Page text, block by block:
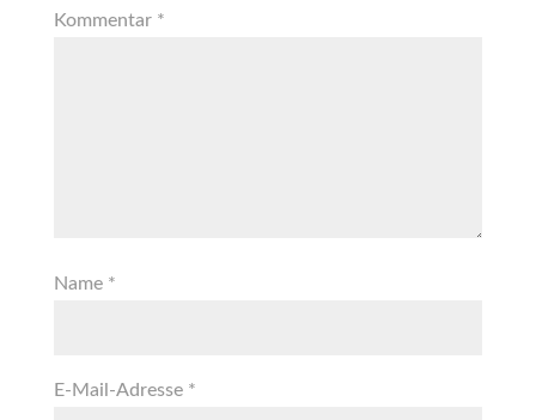
Kommentar *
Name *
E-Mail-Adresse *